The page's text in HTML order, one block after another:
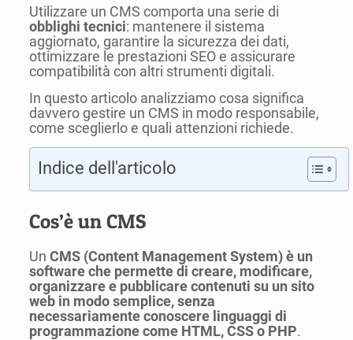
Utilizzare un CMS comporta una serie di
obblighi tecnici: mantenere il sistema
aggiornato, garantire la sicurezza dei dati,
ottimizzare le prestazioni SEO e assicurare
compatibilità con altri strumenti digitali.
In questo articolo analizziamo cosa significa
davvero gestire un CMS in modo responsabile,
come sceglierlo e quali attenzioni richiede.
Indice dell'articolo
Cos’è un CMS
Un CMS (Content Management System) è un
software che permette di creare, modificare,
organizzare e pubblicare contenuti su un sito
web in modo semplice, senza
necessariamente conoscere linguaggi di
programmazione come HTML, CSS o PHP.